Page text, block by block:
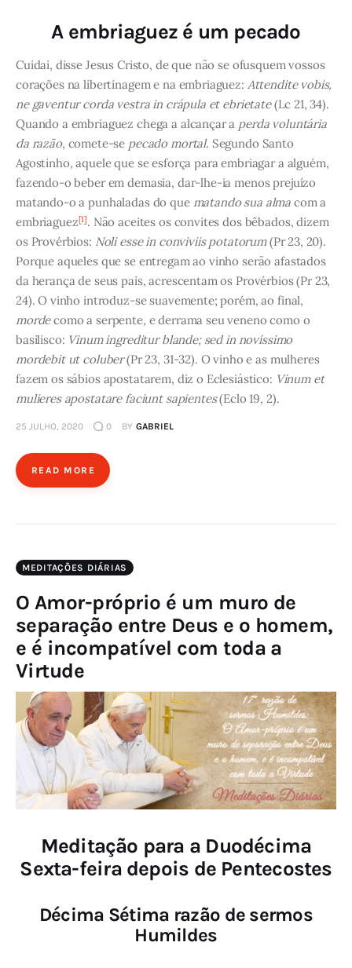
A embriaguez é um pecado
Cuidai, disse Jesus Cristo, de que não se ofusquem vossos
corações na libertinagem e na embriaguez: Attendite vobis,
ne gaventur corda vestra in crápula et ebrietate(Lc 21, 34).
Quando a embriaguez chega a alcançar a perda voluntária
da razão, comete-se pecado mortal. Segundo Santo
Agostinho, aquele que se esforça para embriagar a alguém,
fazendo-o beber em demasia, dar-lhe-ia menos prejuízo
matando-o a punhaladas do que matando sua alma com a
embriaguez[1]. Não aceites os convites dos bêbados, dizem
os Provérbios: Noli esse in conviviis potatorum(Pr 23, 20).
Porque aqueles que se entregam ao vinho serão afastados
da herança de seus pais, acrescentam os Provérbios (Pr 23,
24). O vinho introduz-se suavemente; porém, ao final,
mordecomo a serpente, e derrama seu veneno como o
basilisco: Vinum ingreditur blande; sed in novíssimo
mordebit ut coluber(Pr 23, 31-32). O vinho e as mulheres
fazem os sábios apostatarem, diz o Eclesiástico: Vinum et
mulieres apostatare faciunt sapientes(Eclo 19, 2).
25 JULHO, 2020 0 BY GABRIEL
READ MORE
MEDITAÇÕES DIÁRIAS
O Amor-próprio é um muro de
separação entre Deus e o homem,
e é incompatível com toda a
Virtude
Meditação para a Duodécima
Sexta-feira depois de Pentecostes
Décima Sétima razão de sermos
Humildes